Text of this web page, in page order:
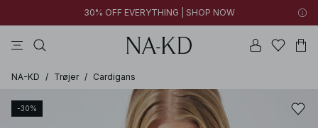
30% OFF EVERYTHING | SHOP NOW
NA-KD / Trøjer / Cardigans
-30%